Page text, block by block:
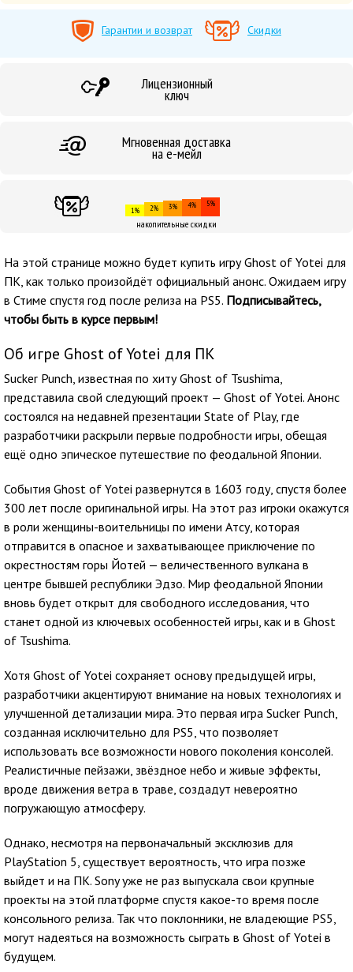
Гарантии и возврат Скидки
Лицензионный
ключ
Мгновенная доставка
на е-мейл
1% 2% 3% 4% 5%
накопительные скидки
На этой странице можно будет купить игру Ghost of Yotei для
ПК, как только произойдёт официальный анонс. Ожидаем игру
в Стиме спустя год после релиза на PS5. Подписывайтесь,
чтобы быть в курсе первым!
Об игре Ghost of Yotei для ПК
Sucker Punch, известная по хиту Ghost of Tsushima,
представила свой следующий проект — Ghost of Yotei. Анонс
состоялся на недавней презентации State of Play, где
разработчики раскрыли первые подробности игры, обещая
ещё одно эпическое путешествие по феодальной Японии.
События Ghost of Yotei развернутся в 1603 году, спустя более
300 лет после оригинальной игры. На этот раз игроки окажутся
в роли женщины-воительницы по имени Атсу, которая
отправится в опасное и захватывающее приключение по
окрестностям горы Йотей — величественного вулкана в
центре бывшей республики Эдзо. Мир феодальной Японии
вновь будет открыт для свободного исследования, что
станет одной из ключевых особенностей игры, как и в Ghost
of Tsushima.
Хотя Ghost of Yotei сохраняет основу предыдущей игры,
разработчики акцентируют внимание на новых технологиях и
улучшенной детализации мира. Это первая игра Sucker Punch,
созданная исключительно для PS5, что позволяет
использовать все возможности нового поколения консолей.
Реалистичные пейзажи, звёздное небо и живые эффекты,
вроде движения ветра в траве, создадут невероятно
погружающую атмосферу.
Однако, несмотря на первоначальный эксклюзив для
PlayStation 5, существует вероятность, что игра позже
выйдет и на ПК. Sony уже не раз выпускала свои крупные
проекты на этой платформе спустя какое-то время после
консольного релиза. Так что поклонники, не владеющие PS5,
могут надеяться на возможность сыграть в Ghost of Yotei в
будущем.